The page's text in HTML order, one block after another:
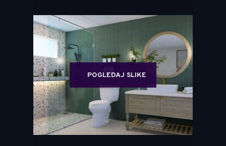
POGLEDAJ SLIKE